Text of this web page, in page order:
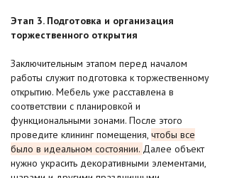
Этап 3. Подготовка и организация
торжественного открытия
Заключительным этапом перед началом
работы служит подготовка к торжественному
открытию. Мебель уже расставлена в
соответствии с планировкой и
функциональными зонами. После этого
проведите клининг помещения, чтобы все
было в идеальном состоянии. Далее объект
нужно украсить декоративными элементами,